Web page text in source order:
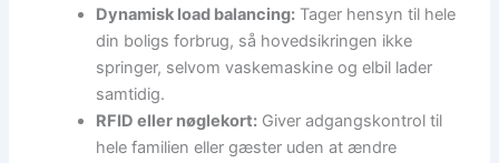
Dynamisk load balancing: Tager hensyn til hele
din boligs forbrug, så hovedsikringen ikke
springer, selvom vaskemaskine og elbil lader
samtidig.
RFID eller nøglekort: Giver adgangskontrol til
hele familien eller gæster uden at ændre